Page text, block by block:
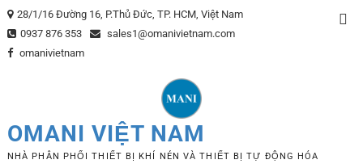
Skip
to
content
28/1/16 Đường 16, P.Thủ Đức, TP. HCM, Việt Nam
0937 876 353
sales1@omanivietnam.com
omanivietnam
OMANI VIỆT NAM
NHÀ PHÂN PHỐI THIẾT BỊ KHÍ NÉN VÀ THIẾT BỊ TỰ ĐỘNG HÓA